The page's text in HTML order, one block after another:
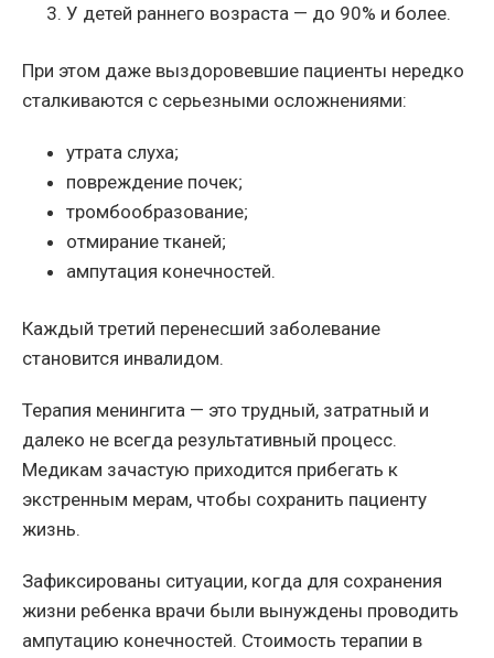
У детей раннего возраста — до 90% и более.
При этом даже выздоровевшие пациенты нередко
сталкиваются с серьезными осложнениями:
утрата слуха;
повреждение почек;
тромбообразование;
отмирание тканей;
ампутация конечностей.
Каждый третий перенесший заболевание
становится инвалидом.
Терапия менингита — это трудный, затратный и
далеко не всегда результативный процесс.
Медикам зачастую приходится прибегать к
экстренным мерам, чтобы сохранить пациенту
жизнь.
Зафиксированы ситуации, когда для сохранения
жизни ребенка врачи были вынуждены проводить
ампутацию конечностей. Стоимость терапии в